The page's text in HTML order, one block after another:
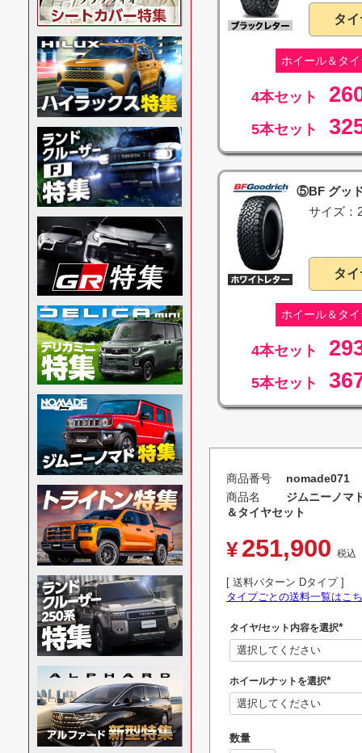
タ
ホイール＆タ
4本セット
5本セット
⑤BF グッ
サイズ：
タ
ホイール＆タ
4本セット
5本セット
商品番号
nomade071
商品名
ジムニーノマ
＆タイヤセット
¥ 251,900 税込
送料パターン Dタイプ
タイプごとの送料一覧はこ
タイヤ/セット内容を選択
(
ホイールナットを選択
(